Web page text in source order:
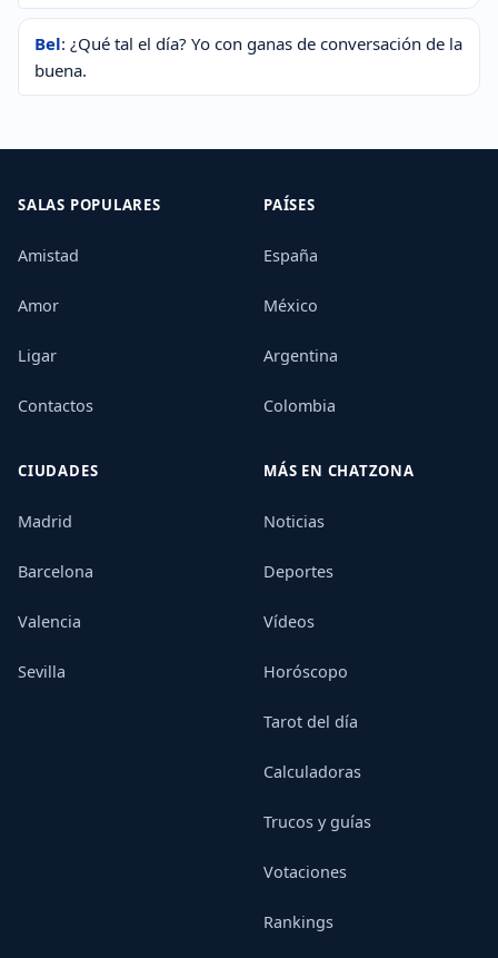
Bel: ¿Qué tal el día? Yo con ganas de conversación de la
buena.
SALAS POPULARES
Amistad
Amor
Ligar
Contactos
PAÍSES
España
México
Argentina
Colombia
CIUDADES
Madrid
Barcelona
Valencia
Sevilla
MÁS EN CHATZONA
Noticias
Deportes
Vídeos
Horóscopo
Tarot del día
Calculadoras
Trucos y guías
Votaciones
Rankings